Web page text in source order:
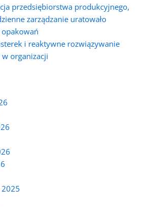
przedsiębiorstwa produkcyjnego,
zarządzanie uratowało
i reaktywne rozwiązywanie
organizacji